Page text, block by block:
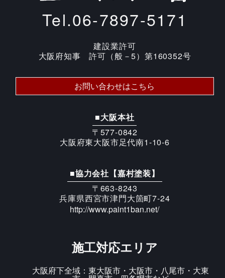
Tel.06-7897-5171
建設業許可
大阪府知事 許可（般－5）第160352号
お問い合わせはこちら
■大阪本社
〒577-0842
大阪府東大阪市足代南1-10-6
■協力会社【嘉村塗装】
〒663-8243
兵庫県西宮市津門大箇町7-24
http://www.paint1ban.net/
施工対応エリア
大阪府下全域：東大阪市・大阪市・八尾市・大東